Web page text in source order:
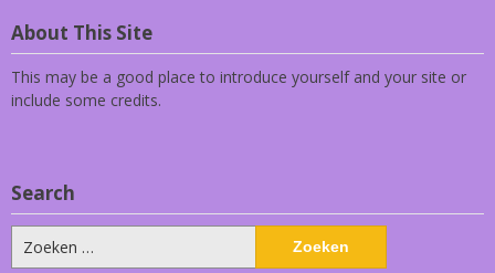
About This Site
This may be a good place to introduce yourself and your site or
include some credits.
Search
naar: